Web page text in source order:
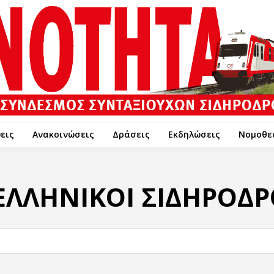
Ανακοινώσεις Δράσεις Εκδηλώσεις